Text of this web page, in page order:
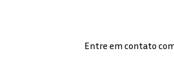
Entre em contato